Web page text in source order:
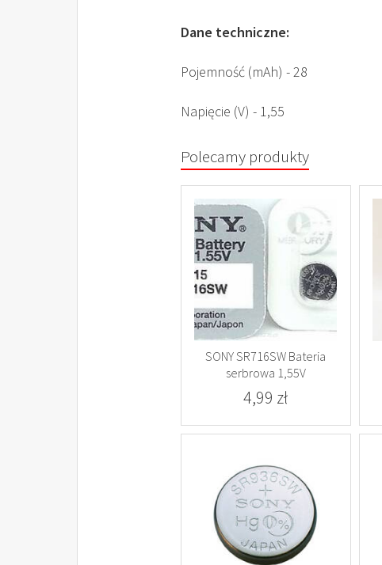
Dane techniczne:
Pojemność (mAh) - 28
Napięcie (V) - 1,55
Polecamy produkty
SONY SR716SW Bateria
serbrowa 1,55V
4,99 zł